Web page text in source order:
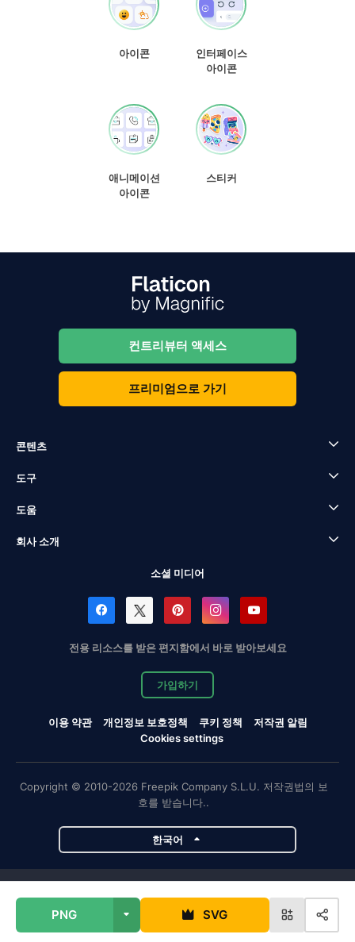
PNG SVG
아이콘
인터페이스
아이콘
애니메이션
아이콘
스티커
컨트리뷰터 액세스
프리미엄으로 가기
콘텐츠
도구
도움
회사 소개
소셜 미디어
전용 리소스를 받은 편지함에서 바로 받아보세요
가입하기
이용 약관 개인정보 보호정책 쿠키 정책
저작권 알림
Cookies settings
Copyright © 2010-2026 Freepik Company S.L.U. 저작권법의 보
호를 받습니다..
한국어